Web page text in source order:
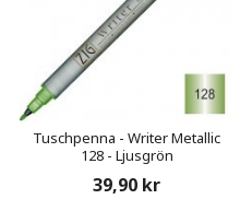
Tuschpenna - Writer Metallic
128 - Ljusgrön
39,90 kr